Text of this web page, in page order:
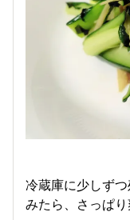
冷蔵庫に少しず
みたら、さっぱり